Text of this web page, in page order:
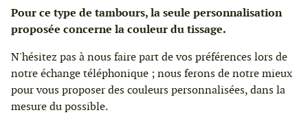
Pour ce type de tambours, la seule personnalisation
proposée concerne la couleur du tissage.
N'hésitez pas à nous faire part de vos préférences lors de
notre échange téléphonique ; nous ferons de notre mieux
pour vous proposer des couleurs personnalisées, dans la
mesure du possible.